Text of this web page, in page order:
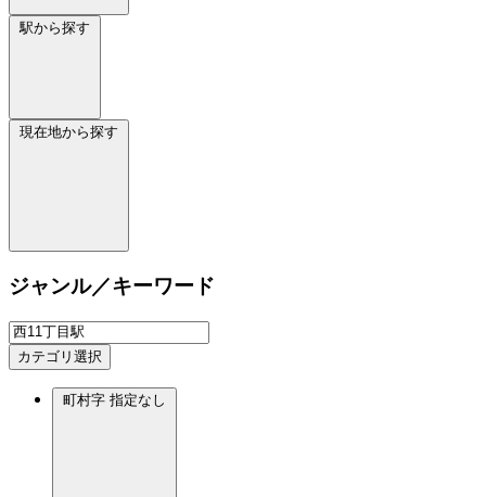
駅から探す
現在地から探す
ジャンル／キーワード
カテゴリ選択
町村字 指定なし